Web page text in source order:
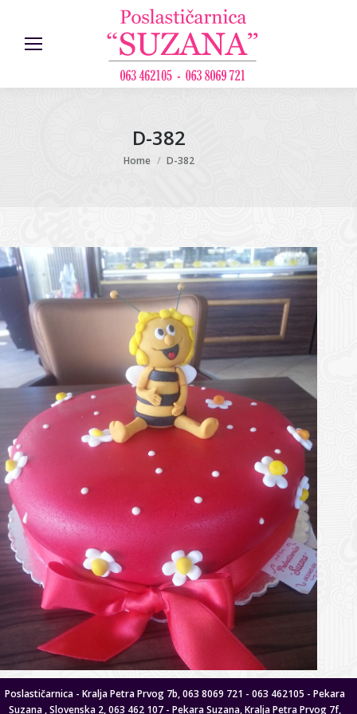
D-382
You are here:
Home D-382
Poslastičarnica - Kralja Petra Prvog 7b, 063 8069 721 - 063 462105 - Pekara
Suzana , Slovenska 2, 063 462 107 - Pekara Suzana, Kralja Petra Prvog 7f,